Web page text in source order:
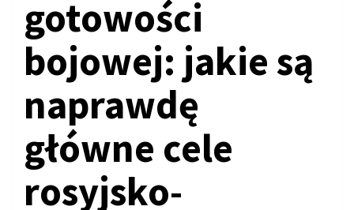
gotowości
bojowej: jakie są
naprawdę
główne cele
rosyjsko-